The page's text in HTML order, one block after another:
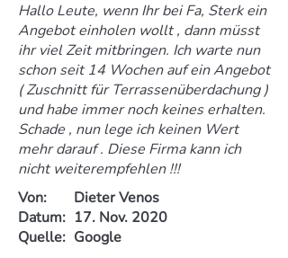
Hallo Leute, wenn Ihr bei Fa, Sterk ein
Angebot einholen wollt , dann müsst
ihr viel Zeit mitbringen. Ich warte nun
schon seit 14 Wochen auf ein Angebot
( Zuschnitt für Terrassenüberdachung )
und habe immer noch keines erhalten.
Schade , nun lege ich keinen Wert
mehr darauf . Diese Firma kann ich
nicht weiterempfehlen !!!
Von:
Dieter Venos
Datum: 17. Nov. 2020
Quelle: Google